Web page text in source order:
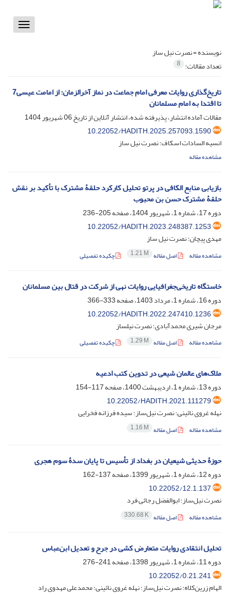
Toggle
نویسنده =نصرت نیل ساز
تعداد مقالات: 8
تاریخ‌گذاری روایات معرفی امام جماعت در نماز آخرالزمان: از امامت عیسی7
تا اقتدا به امام مسلمانان
مقالات آماده انتشار، پذیرفته شده، انتشار آنلاین از تاریخ06 شهریور 1404
10.22052/HADITH.2025.257093.1590
انسیه السادات اسکاف؛ نصرت نیل ساز
مشاهده مقاله
بازیابی منابع الکافی در پرتو تحلیل کارکرد حلقۀ مشترک با تأکید بر نقش
حلقۀ مشترک حسن ‌بن محبوب
دوره 17، شماره 1، شهریور 1404، صفحه
205-236
10.22052/HADITH.2023.248387.1253
مهدی پیچان؛ نصرت نیل ساز
مشاهده مقاله اصل مقاله 1.21 M چکیده تفصیلی
خاستگاه تاریخی‌جغرافیایی روایات نهی از شرکت در قتال بین مسلمانان
دوره 16، شماره 1، مرداد 1403، صفحه
333-366
10.22052/HADITH.2022.247410.1236
مرجان شیری محمدآبادی؛ نصرت نیلساز
مشاهده مقاله اصل مقاله 1.29 M چکیده تفصیلی
ملاک‌های عالمان شیعی در تدوین کتب ادعیه
دوره 13، شماره 1، اردیبهشت 1400، صفحه
117-154
10.22052/HADITH.2021.111279
نهله غروی نائینی؛ نصرت نیل‌ساز؛ سیده فرزانه فخرایی
مشاهده مقاله اصل مقاله 1.16 M
حوزۀ حدیثی شیعیان در بغداد از تأسیس تا پایان سدۀ سوم هجری
دوره 12، شماره 1، شهریور 1399، صفحه
137-162
10.22052/12.1.137
نصرت نیل‌ساز؛ ابوالفضل رجائی فرد
مشاهده مقاله اصل مقاله 330.68 K
تحلیل انتقادی روایات متعارض کشی در جرح و تعدیل ابن‌عباس
دوره 11، شماره 1، شهریور 1398، صفحه
241-276
10.22052/0.21.241
الهام زرین‌کلاه؛ نصرت نیل‌ساز؛ نهله غروی نائینی؛ محمدعلی مهدوی راد